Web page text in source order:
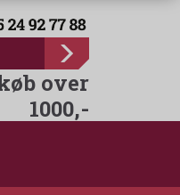
over
1000,-